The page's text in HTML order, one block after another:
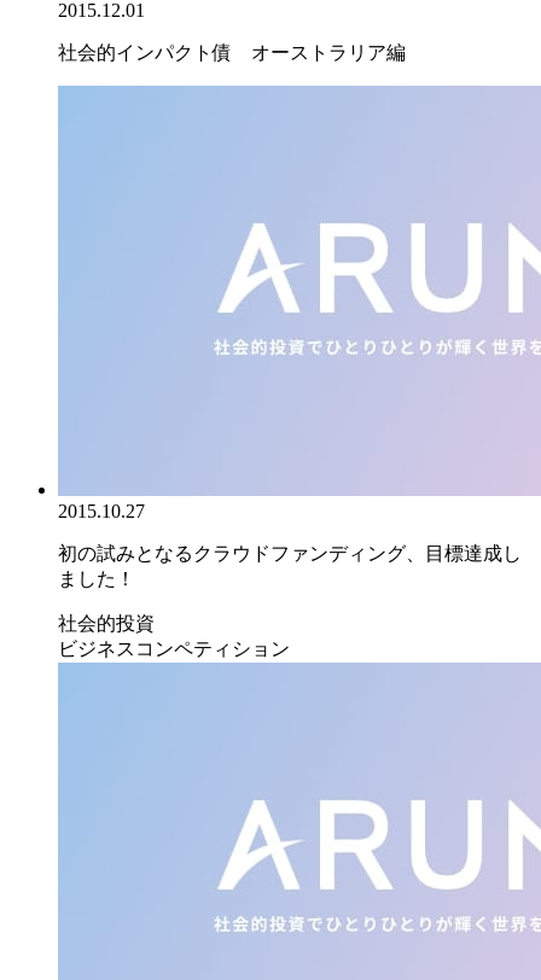
2015.12.01
社会的インパクト債 オーストラリア編
2015.10.27
初の試みとなるクラウドファンディング、目標達成し
ました！
社会的投資
ビジネスコンペティション